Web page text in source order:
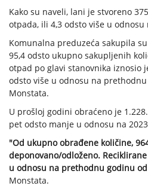
Kako su naveli, lani je stvoreno
otpada, ili 4,3 odsto više u odnosu
Komunalna preduzeća sakupila
95,4 odsto ukupno sakupljenih
otpad po glavi stanovnika iznosio
odsto više u odnosu na
Monstata.
U prošloj godini obraćeno je
pet odsto manje u odnosu na
"Od ukupno obrađene količine,
deponovano/odloženo.
u odnosu na prethodnu godinu
Monstata.